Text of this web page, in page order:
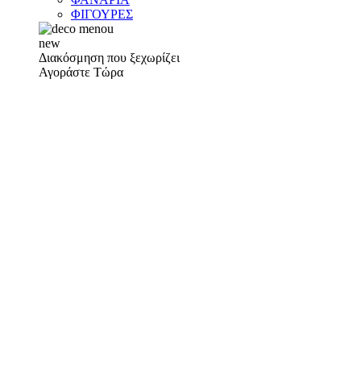
ΦΙΓΟΥΡΕΣ
new
Διακόσμηση που ξεχωρίζει
Αγοράστε Τώρα